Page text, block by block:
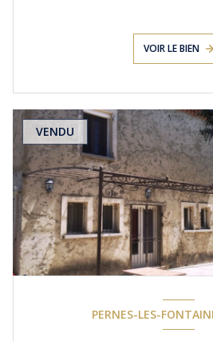
VOIR LE BIEN
VENDU
PERNES-LES-